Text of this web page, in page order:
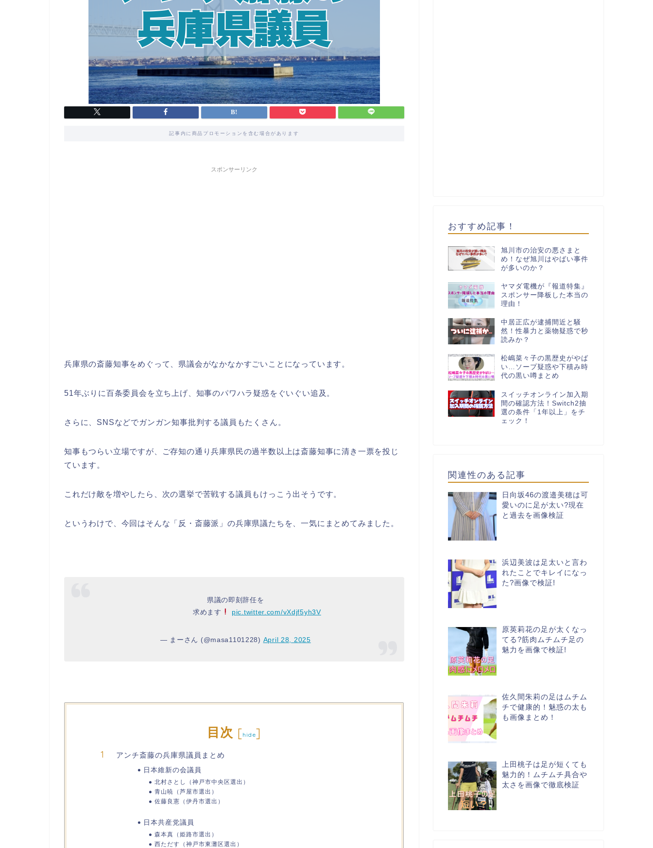
記事内に商品プロモーションを含む場合があります
スポンサーリンク
兵庫県の斎藤知事をめぐって、県議会がなかなかすごいことになっています。
51年ぶりに百条委員会を立ち上げ、知事のパワハラ疑惑をぐいぐい追及。
さらに、SNSなどでガンガン知事批判する議員もたくさん。
知事もつらい立場ですが、ご存知の通り兵庫県民の過半数以上は斎藤知事に清き一票を投じ
ています。
これだけ敵を増やしたら、次の選挙で苦戦する議員もけっこう出そうです。
というわけで、今回はそんな「反・斎藤派」の兵庫県議たちを、一気にまとめてみました。
県議の即刻辞任を
求めます
pic.twitter.com/vXdjf5yh3V
— まーさん (@masa1101228) April 28, 2025
目次 [hide]
アンチ斎藤の兵庫県議員まとめ
日本維新の会議員
北村さとし（神戸市中央区選出）
青山暁（芦屋市選出）
佐藤良憲（伊丹市選出）
日本共産党議員
森本真（姫路市選出）
西ただす（神戸市東灘区選出）
おすすめ記事！
旭川市の治安の悪さまと
め！なぜ旭川はやばい事件
が多いのか？
ヤマダ電機が『報道特集』
スポンサー降板した本当の
理由！
中居正広が逮捕間近と騒
然！性暴力と薬物疑惑で秒
読みか？
松嶋菜々子の黒歴史がやば
い…ソープ疑惑や下積み時
代の黒い噂まとめ
スイッチオンライン加入期
間の確認方法！Switch2抽
選の条件「1年以上」をチ
ェック！
関連性のある記事
日向坂46の渡邉美穂は可
愛いのに足が太い?現在
と過去を画像検証
浜辺美波は足太いと言わ
れたことでキレイになっ
た?画像で検証!
原英莉花の足が太くなっ
てる?筋肉ムチムチ足の
魅力を画像で検証!
佐久間朱莉の足はムチム
チで健康的！魅惑の太も
も画像まとめ！
上田桃子は足が短くても
魅力的！ムチムチ具合や
太さを画像で徹底検証